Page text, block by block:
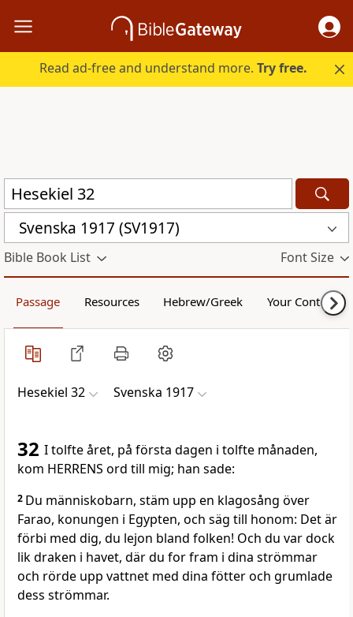
Read ad-free and understand more.Try free.
Svenska 1917 (SV1917)
Bible Book List Font Size
Passage Resources Hebrew/Greek Your Content
Hesekiel 32 Svenska 1917
32 I tolfte året, på första dagen i tolfte månaden,
kom HERRENS ord till mig; han sade:
2 Du människobarn, stäm upp en klagosång över
Farao, konungen i Egypten, och säg till honom: Det är
förbi med dig, du lejon bland folken! Och du var dock
lik draken i havet, där du for fram i dina strömmar
och rörde upp vattnet med dina fötter och grumlade
dess strömmar.